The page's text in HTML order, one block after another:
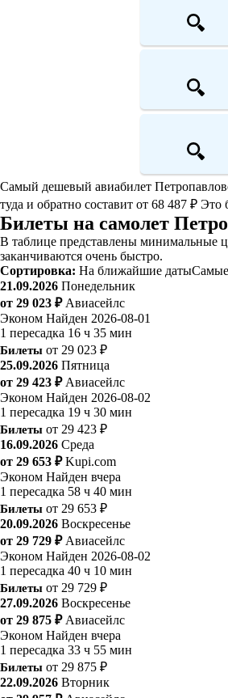
Самый дешевый авиабилет
туда и обратно составит от 68 487 ₽
Билеты на самолет
В таблице представлены минимальные
заканчиваются очень быстро.
Сортировка: На ближайшие даты
21.09.2026 Понедельник
от 29 023 ₽ Авиасейлс
Эконом Найден 2026-08-01
1 пересадка 16 ч 35 мин
Билеты от 29 023 ₽
25.09.2026 Пятница
от 29 423 ₽ Авиасейлс
Эконом Найден 2026-08-02
1 пересадка 19 ч 30 мин
Билеты от 29 423 ₽
16.09.2026 Среда
от 29 653 ₽ Kupi.com
Эконом Найден вчера
1 пересадка 58 ч 40 мин
Билеты от 29 653 ₽
20.09.2026 Воскресенье
от 29 729 ₽ Авиасейлс
Эконом Найден 2026-08-02
1 пересадка 40 ч 10 мин
Билеты от 29 729 ₽
27.09.2026 Воскресенье
от 29 875 ₽ Авиасейлс
Эконом Найден вчера
1 пересадка 33 ч 55 мин
Билеты от 29 875 ₽
22.09.2026 Вторник